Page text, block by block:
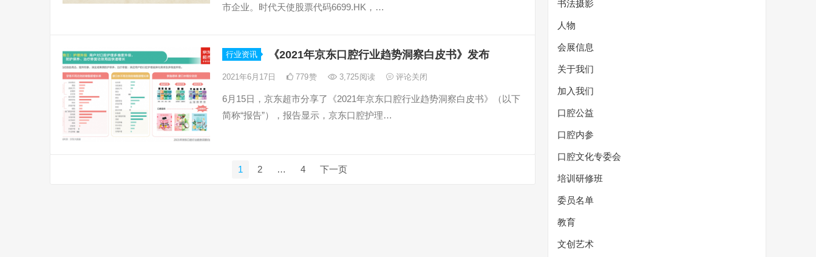
市企业。时代天使股票代码6699.HK，…
行业资讯 《2021年京东口腔行业趋势洞察白皮书》发布
2021年6月17日 779赞 3,725阅读 评论关闭
6月15日，京东超市分享了《2021年京东口腔行业趋势洞察白皮书》（以下
简称“报告”），报告显示，京东口腔护理…
1 2 … 4 下一页
书法摄影
人物
会展信息
关于我们
加入我们
口腔公益
口腔内参
口腔文化专委会
培训研修班
委员名单
教育
文创艺术